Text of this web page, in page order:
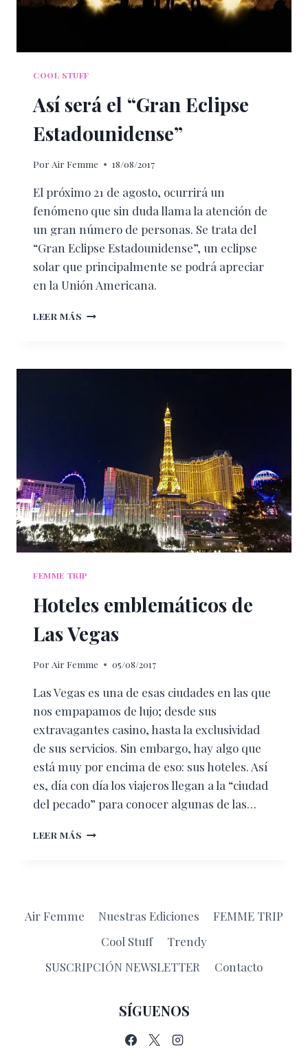
COOL STUFF
Así será el “Gran Eclipse
Estadounidense”
Por Air Femme 18/08/2017
El próximo 21 de agosto, ocurrirá un
fenómeno que sin duda llama la atención de
un gran número de personas. Se trata del
“Gran Eclipse Estadounidense”, un eclipse
solar que principalmente se podrá apreciar
en la Unión Americana.
LEER MÁS ASÍ
ECLIPSE
FEMME TRIP
Hoteles emblemáticos de
Las Vegas
Por Air Femme 05/08/2017
Las Vegas es una de esas ciudades en las que
nos empapamos de lujo; desde sus
extravagantes casino, hasta la exclusividad
de sus servicios. Sin embargo, hay algo que
está muy por encima de eso: sus hoteles. Así
es, día con día los viajeros llegan a la “ciudad
del pecado” para conocer algunas de las…
LEER MÁS HOTELES
Air Femme Nuestras Ediciones
FEMME TRIP
Cool Stuff
Trendy
SUSCRIPCIÓN NEWSLETTER
Contacto
SÍGUENOS